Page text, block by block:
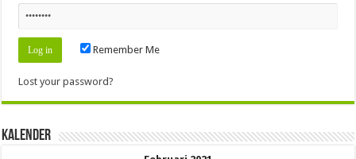
Remember Me
Lost your password?
Kalender